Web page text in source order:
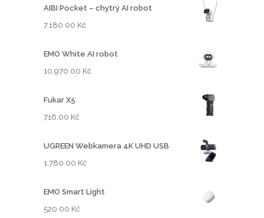
AIBI Pocket – chytrý AI robot
7,180.00 Kč
EMO White AI robot
10,970.00 Kč
Fukar X5
716.00 Kč
UGREEN Webkamera 4K UHD USB
1,780.00 Kč
EMO Smart Light
520.00 Kč